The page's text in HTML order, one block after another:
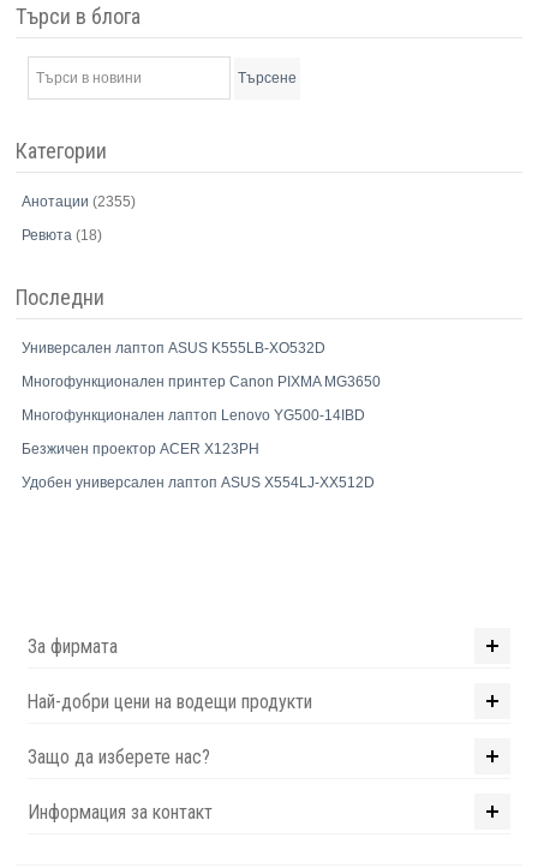
Търси в блога
Търсене
Категории
Анотации(2355)
Ревюта(18)
Последни
Универсален лаптоп ASUS K555LB-XO532D
Многофункционален принтер Canon PIXMA MG3650
Многофункционален лаптоп Lenovo YG500-14IBD
Безжичен проектор ACER X123PH
Удобен универсален лаптоп ASUS X554LJ-XX512D
За фирмата
Най-добри цени на водещи продукти
Защо да изберете нас?
Информация за контакт